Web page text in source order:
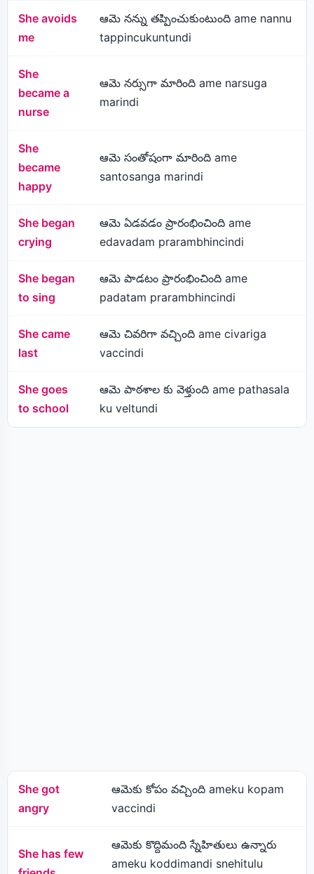
She avoids
me
ఆమె నన్ను తప్పించుకుంటుంది ame nannu
tappincukuntundi
She
became a
nurse
ఆమె నర్సుగా మారింది ame narsuga
marindi
She
became
happy
ఆమె సంతోషంగా మారింది ame
santosanga marindi
She began
crying
ఆమె ఏడవడం ప్రారంభించింది ame
edavadam prarambhincindi
She began
to sing
ఆమె పాడటం ప్రారంభించింది ame
padatam prarambhincindi
She came
last
ఆమె చివరిగా వచ్చింది ame civariga
vaccindi
She goes
to school
ఆమె పాఠశాల కు వెళ్తుంది ame pathasala
ku veltundi
She got
angry
ఆమెకు కోపం వచ్చింది ameku kopam
vaccindi
She has few
ఆమెకు కొద్దిమంది స్నేహితులు ఉన్నారు
ameku koddimandi snehitulu